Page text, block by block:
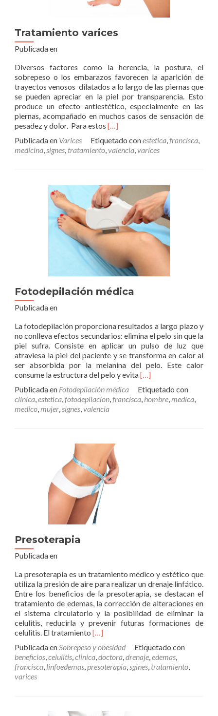
Tratamiento varices
Publicada en
Diversos factores como la herencia, la postura, el
sobrepeso o los embarazos favorecen la aparición de
trayectos venosos dilatados a lo largo de las piernas que
se pueden apreciar en la piel por transparencia. Esto
produce un efecto antiestético, especialmente en las
piernas, acompañado en muchos casos de sensación de
pesadez y dolor. Para estos Leer
varices
[…]
Publicada en Varices Etiquetado conestetica,francisca,
medicina,signes, tratamiento,valencia,varices
Fotodepilación médica
Publicada en
La fotodepilación proporciona resultados a largo plazo y
no conlleva efectos secundarios: elimina el pelo sin que la
piel sufra. Consiste en aplicar un pulso de luz que
atraviesa la piel del paciente y se transforma en calor al
ser absorbida por la melanina del pelo. Este calor
consume la estructura del pelo y evitaLeer
médica
[…]
Publicada en Fotodepilación médica
Etiquetado con
clinica estetica fotodepilacion francisca hombre medica
medico mujer signes valencia
Presoterapia
Publicada en
La presoterapia es un tratamiento médico y estético que
utiliza la presión de aire para realizar un drenaje linfático.
Entre los beneficios de la presoterapia, se destacan el
tratamiento de edemas, la corrección de alteraciones en
el sistema circulatorio y la posibilidad de eliminar la
celulitis, reducirla y prevenir futuras formaciones de
celulitis. El tratamiento Leer
[…]
Publicada enSobrepeso y obesidad
Etiquetado con
beneficios,celulitis,clinica,doctora,drenaje,edemas,
francisca, linfoedemas,presoterapia,sgines, tratamiento,
varices